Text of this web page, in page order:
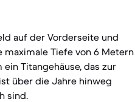
auf der Vorderseite und
maximale Tiefe von 6 Metern
Titangehäuse, das zur
über die Jahre hinweg
sind.